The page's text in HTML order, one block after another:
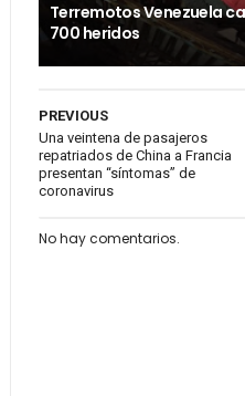
Terremotos Venezuela
700 heridos
PREVIOUS
Una veintena de pasajeros
repatriados de China a Francia
presentan “síntomas” de
coronavirus
No hay comentarios.